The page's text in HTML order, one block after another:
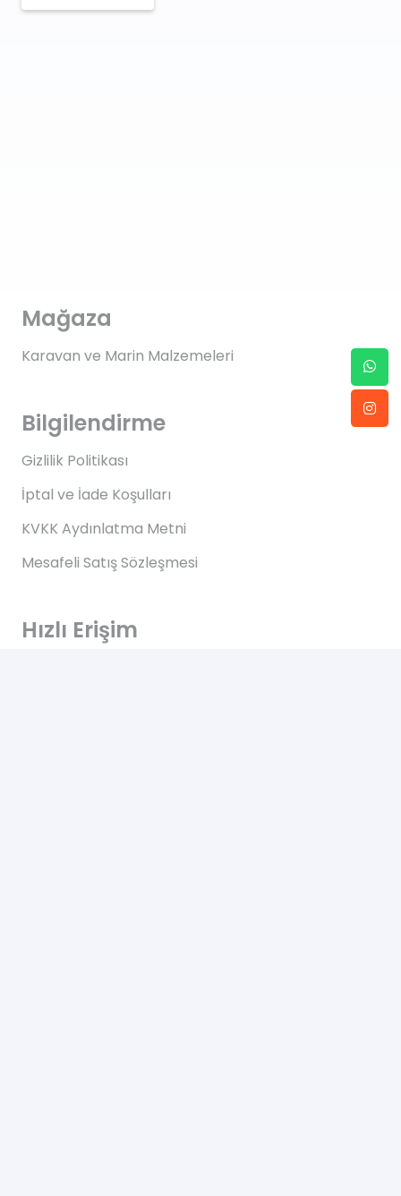
Mağaza
Karavan ve Marin Malzemeleri
Bilgilendirme
Gizlilik Politikası
İptal ve İade Koşulları
KVKK Aydınlatma Metni
Mesafeli Satış Sözleşmesi
Hızlı Erişim